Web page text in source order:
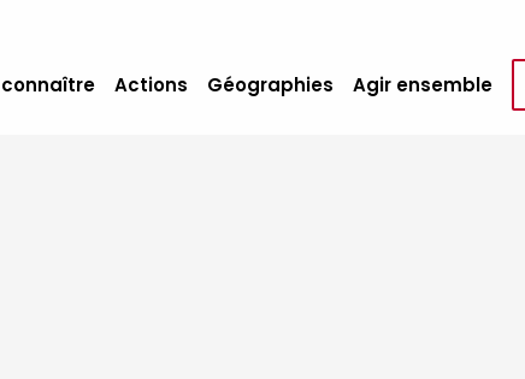
connaître Actions Géographies Agir ensemble